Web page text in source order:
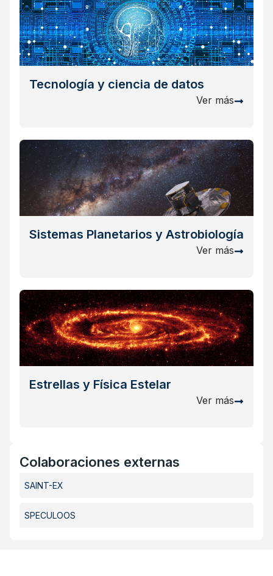
Tecnología y ciencia de datos
Ver más
Sistemas Planetarios y Astrobiología
Ver más
Estrellas y Física Estelar
Ver más
Colaboraciones externas
SAINT-EX
SPECULOOS